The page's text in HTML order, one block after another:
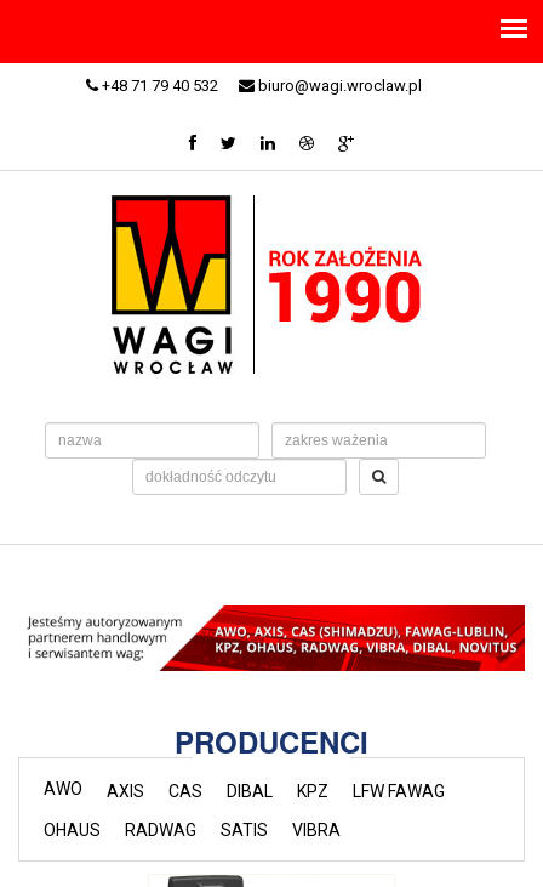
+48 71 79 40 532 biuro@wagi.wroclaw.pl
PRODUCENCI
AWO AXIS CAS DIBAL KPZ
LFW FAWAG
OHAUS
RADWAG SATIS VIBRA